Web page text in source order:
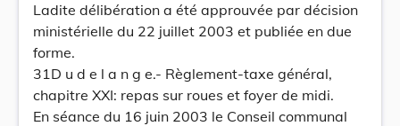
Ladite délibération a été approuvée par décision
ministérielle du 22 juillet 2003 et publiée en due
forme.
31D u d e l a n g e.- Règlement-taxe général,
chapitre XXI: repas sur roues et foyer de midi.
En séance du 16 juin 2003 le Conseil communal